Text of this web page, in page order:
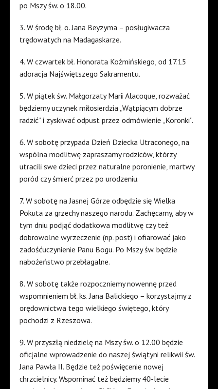
po Mszy św. o 18.00.
3. W środę bł. o. Jana Beyzyma – posługiwacza
trędowatych na Madagaskarze.
4. W czwartek bł. Honorata Koźmińskiego, od 17.15
adoracja Najświętszego Sakramentu.
5. W piątek św. Małgorzaty Marii Alacoque, rozważać
będziemy uczynek miłosierdzia „Wątpiącym dobrze
radzić” i zyskiwać odpust przez odmówienie „Koronki”.
6. W sobotę przypada Dzień Dziecka Utraconego, na
wspólna modlitwę zapraszamy rodziców, którzy
utracili swe dzieci przez naturalne poronienie, martwy
poród czy śmierć przez po urodzeniu.
7. W sobotę na Jasnej Górze odbędzie się Wielka
Pokuta za grzechy naszego narodu. Zachęcamy, aby w
tym dniu podjąć dodatkowa modlitwę czy też
dobrowolne wyrzeczenie (np. post) i ofiarować jako
zadośćuczynienie Panu Bogu. Po Mszy św. będzie
nabożeństwo przebłagalne.
8. W sobotę także rozpoczniemy nowennę przed
wspomnieniem bł. ks. Jana Balickiego – korzystajmy z
orędownictwa tego wielkiego świętego, który
pochodzi z Rzeszowa.
9. W przyszłą niedzielę na Mszy św. o 12.00 będzie
oficjalne wprowadzenie do naszej świątyni relikwii św.
Jana Pawła II. Będzie też poświęcenie nowej
chrzcielnicy. Wspominać też będziemy 40-lecie